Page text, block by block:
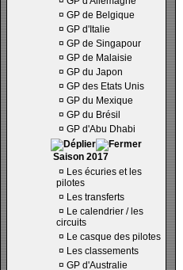
¤ GP de Belgique
¤ GP d'Italie
¤ GP de Singapour
¤ GP de Malaisie
¤ GP du Japon
¤ GP des Etats Unis
¤ GP du Mexique
¤ GP du Brésil
¤ GP d'Abu Dhabi
Saison 2017
¤ Les écuries et les
pilotes
¤ Les transferts
¤ Le calendrier / les
circuits
¤ Le casque des pilotes
¤ Les classements
¤ GP d'Australie